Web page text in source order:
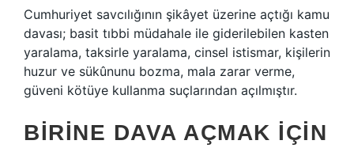
Cumhuriyet savcılığının şikâyet üzerine açtığı kamu
davası; basit tıbbi müdahale ile giderilebilen kasten
yaralama, taksirle yaralama, cinsel istismar, kişilerin
huzur ve sükûnunu bozma, mala zarar verme,
güveni kötüye kullanma suçlarından açılmıştır.
BIRINE DAVA AÇMAK IÇIN